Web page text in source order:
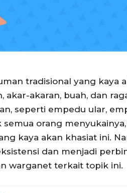
tradisional yang kaya
akaran, buah, dan
seperti empedu ular,
orang
kaya akan khasiat ini.
dan menjadi
warganet terkait topik ini.